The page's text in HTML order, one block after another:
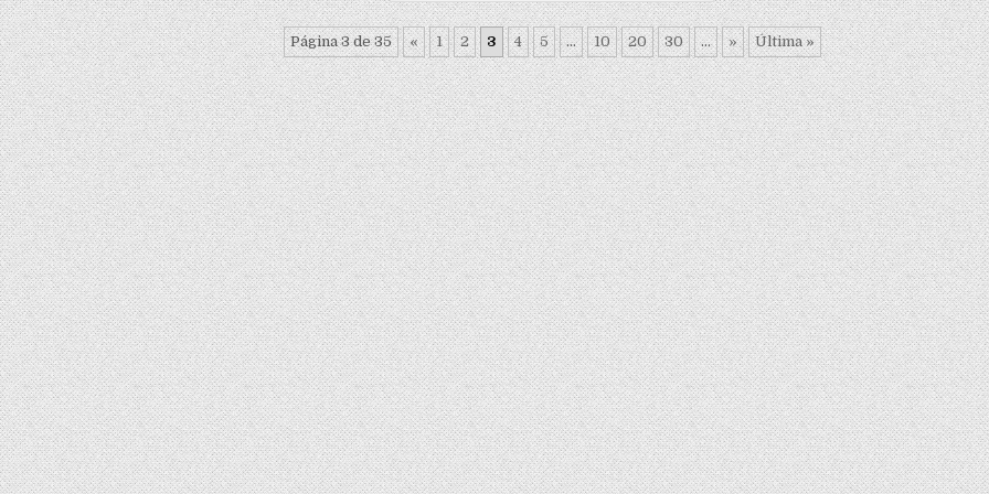
Página 3 de 35 « 1 2 3 4 5 ... 10 20 30 ... » Última »